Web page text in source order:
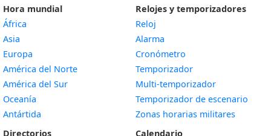
Hora mundial
África
Asia
Europa
América del Norte
América del Sur
Oceanía
Antártida
Directorios
Relojes y temporizadores
Reloj
Alarma
Cronómetro
Temporizador
Multi-temporizador
Temporizador de escenario
Zonas horarias militares
Calendario